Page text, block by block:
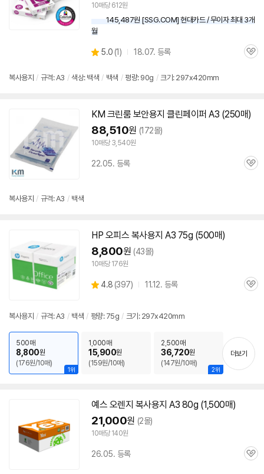
10매당 612원
145,487원 [SSG.COM] 현대카드 / 무이자 최대 3개
월
별
5.0 (상
리
1) 18.07. 등록
관
복사용지 / 규격:A3 / 색상: 백색 / 백색 / 평량: 90g / 크기: 297x420mm
KM 크린룸 보안용지 클린페이퍼 A3 (250매)
88,510원 (172몰)
10매당 3,540원
22.05. 등록
관
복사용지 / 규격:A3 / 백색
HP 오피스 복사용지 A3 75g (500매)
8,800원 (43몰)
10매당 176원
별
4.8 (상
뷰
397) 11.12. 등록
관
복사용지 / 규격:A3 / 백색 / 평량: 75g / 크기: 297x420mm
1위
500매
8,800원
(176원/10매)
1,000매
15,900원
(159원/10매)
2위
2,500매
36,720원
(147원/10매)
더보기
예스 오렌지 복사용지 A3 80g (1,500매)
21,000원 (2몰)
10매당 140원
26.05. 등록
관